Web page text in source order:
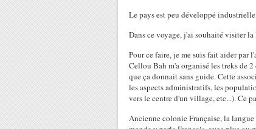
Le pays est peu développé
Dans ce voyage, j'ai souhaité visiter
Pour ce faire, je me suis fait aider par
Cellou Bah m'a organisé les treks de
que ça donnait sans guide. Cette
les aspects administratifs, les
vers le centre d'un village, etc...). Ce
Ancienne colonie Française, la